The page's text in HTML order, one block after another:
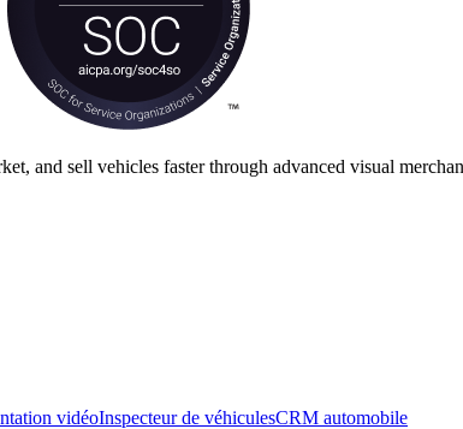
and sell vehicles faster through advanced visual
vidéoInspecteur de véhiculesCRM automobile